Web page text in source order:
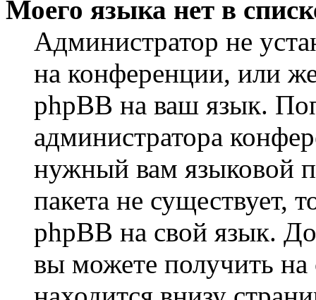
Моего языка нет в
Администратор не
на конференции, или
phpBB на ваш язык.
администратора
нужный вам языковой
пакета не существует,
phpBB на свой язык.
вы можете получить на